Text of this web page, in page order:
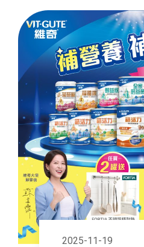
2025-11-19